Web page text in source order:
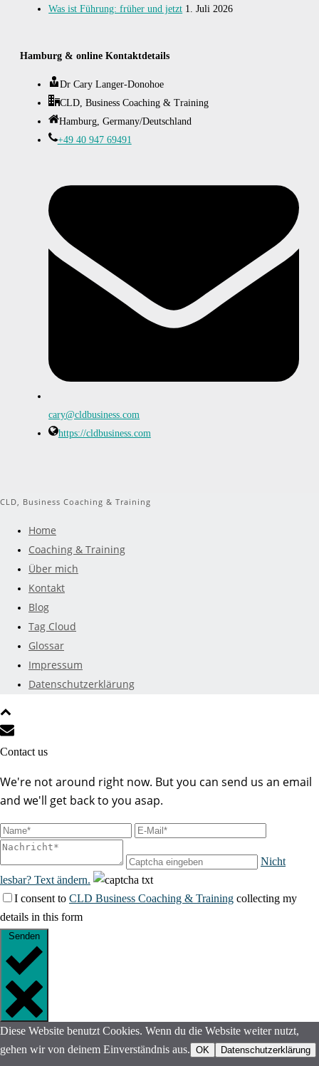
Was ist Führung: früher und jetzt 1. Juli 2026
Hamburg & online Kontaktdetails
Dr Cary Langer-Donohoe
CLD, Business Coaching & Training
Hamburg, Germany/Deutschland
+49 40 947 69491
cary@cldbusiness.com
https://cldbusiness.com
CLD, Business Coaching & Training
Home
Coaching & Training
Über mich
Kontakt
Blog
Tag Cloud
Glossar
Impressum
Datenschutzerklärung
Contact us
We're not around right now. But you can send us an email
and we'll get back to you asap.
Nicht
lesbar? Text ändern.
I consent to CLD Business Coaching & Training collecting my
details in this form
Senden
Diese Website benutzt Cookies. Wenn du die Website weiter nutzt,
gehen wir von deinem Einverständnis aus. OK Datenschutzerklärung